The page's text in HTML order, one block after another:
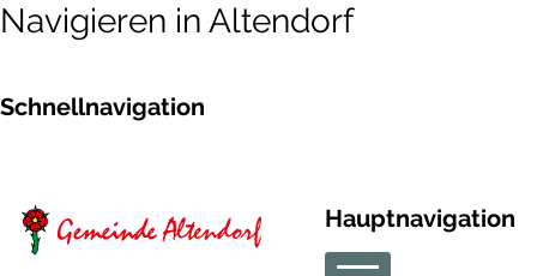
Navigieren in Altendorf
Schnellnavigation
Hauptnavigation